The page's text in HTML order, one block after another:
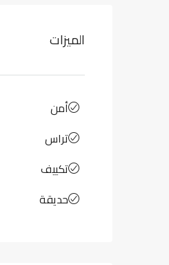
الميزات
أمن
تراس
تكييف
حديقة